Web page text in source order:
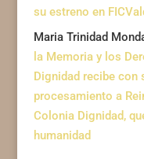
su estreno en
Maria Trinidad
la Memoria y los
Dignidad recibe
procesamiento a
Colonia Dignidad,
humanidad